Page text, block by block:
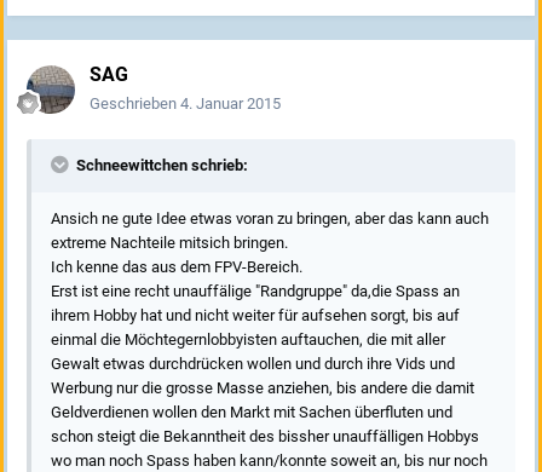
SAG
Geschrieben 4. Januar 2015
Schneewittchen schrieb:
Ansich ne gute Idee etwas voran zu bringen, aber das kann auch
extreme Nachteile mitsich bringen.
Ich kenne das aus dem FPV-Bereich.
Erst ist eine recht unauffälige "Randgruppe" da,die Spass an
ihrem Hobby hat und nicht weiter für aufsehen sorgt, bis auf
einmal die Möchtegernlobbyisten auftauchen, die mit aller
Gewalt etwas durchdrücken wollen und durch ihre Vids und
Werbung nur die grosse Masse anziehen, bis andere die damit
Geldverdienen wollen den Markt mit Sachen überfluten und
schon steigt die Bekanntheit des bissher unauffälligen Hobbys
wo man noch Spass haben kann/konnte soweit an, bis nur noch